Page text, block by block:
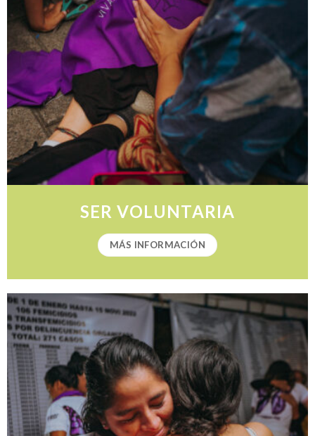
SER VOLUNTARIA
MÁS INFORMACIÓN